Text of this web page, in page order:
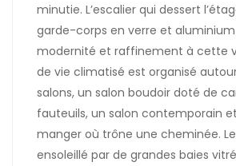
minutie. L’escalier qui dessert
garde-corps en verre et
modernité et raffinement à cette
de vie climatisé est organisé
salons, un salon boudoir doté de
fauteuils, un salon contemporain
manger où trône une cheminée.
ensoleillé par de grandes baies